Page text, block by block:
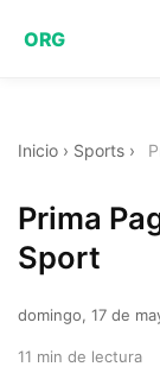
ORG
Inicio › Sports ›
Prima
Sport
domingo, 17 de
11 min de lectura